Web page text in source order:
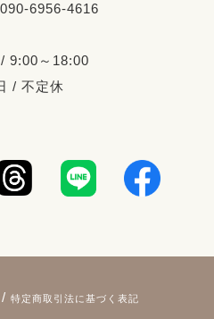
6956-4616
9:00～18:00
/ 不定休
/ 特定商取引法に基づく表記